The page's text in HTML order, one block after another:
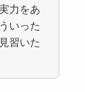
力をあ
いった
習いた